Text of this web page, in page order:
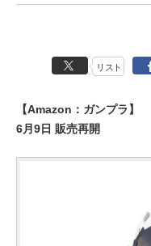
リスト
【Amazon：ガンプラ】
6月9日 販売再開